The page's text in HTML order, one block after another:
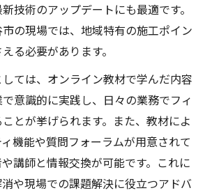
技術のアップデートにも最適です。
の現場では、地域特有の施工ポイン
る必要があります。
ては、オンライン教材で学んだ内容
意識的に実践し、日々の業務でフィ
とが挙げられます。また、教材によ
機能や質問フォーラムが用意されて
講師と情報交換が可能です。これに
や現場での課題解決に役立つアドバ